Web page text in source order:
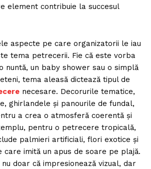
element contribuie la succesul
aspecte pe care organizatorii le iau
tema petrecerii. Fie că este vorba
nuntă, un baby shower sau o simplă
tema aleasă dictează tipul de
necesare. Decorurile tematice,
ghirlandele și panourile de fundal,
a crea o atmosferă coerentă și
pentru o petrecere tropicală,
palmieri artificiali, flori exotice și
care imită un apus de soare pe plajă.
doar că impresionează vizual, dar